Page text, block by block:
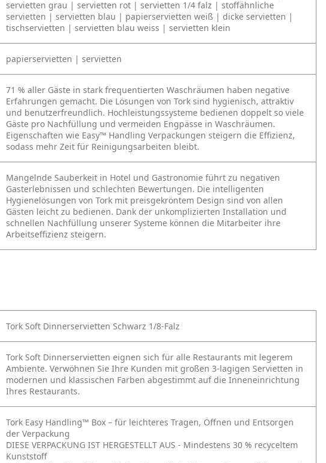
servietten grau | servietten rot | servietten 1/4 falz | stoffähnliche
servietten | servietten blau | papierservietten weiß | dicke servietten |
tischservietten | servietten blau weiss | servietten klein
papierservietten | servietten
71 % aller Gäste in stark frequentierten Waschräumen haben negative
Erfahrungen gemacht. Die Lösungen von Tork sind hygienisch, attraktiv
und benutzerfreundlich. Hochleistungssysteme bedienen doppelt so viele
Gäste pro Nachfüllung und vermeiden Engpässe in Waschräumen.
Eigenschaften wie Easy™ Handling Verpackungen steigern die Effizienz,
sodass mehr Zeit für Reinigungsarbeiten bleibt.
Mangelnde Sauberkeit in Hotel und Gastronomie führt zu negativen
Gasterlebnissen und schlechten Bewertungen. Die intelligenten
Hygienelösungen von Tork mit preisgekröntem Design sind von allen
Gästen leicht zu bedienen. Dank der unkomplizierten Installation und
schnellen Nachfüllung unserer Systeme können die Mitarbeiter ihre
Arbeitseffizienz steigern.
Tork Soft Dinnerservietten Schwarz 1/8-Falz
Tork Soft Dinnerservietten eignen sich für alle Restaurants mit legerem
Ambiente. Verwöhnen Sie Ihre Kunden mit großen 3-lagigen Servietten in
modernen und klassischen Farben abgestimmt auf die Inneneinrichtung
Ihres Restaurants.
Tork Easy Handling™ Box – für leichteres Tragen, Öffnen und Entsorgen
der Verpackung
DIESE VERPACKUNG IST HERGESTELLT AUS - Mindestens 30 % recyceltem
Kunststoff